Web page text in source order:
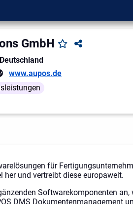
GmbH
Deutschland
www.aupos.de
für
und vertreibt diese europaweit.
Softwarekomponenten an,
DMS Dokumentenmanagement